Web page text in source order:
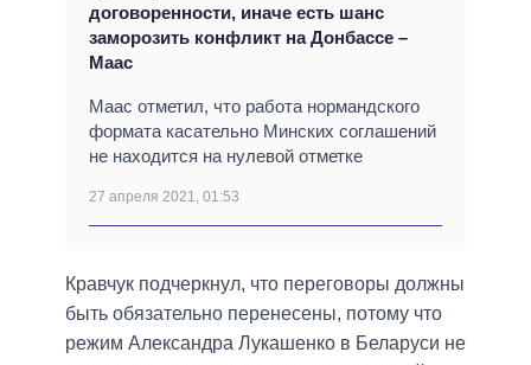
договоренности, иначе есть шанс
заморозить конфликт на Донбассе –
Маас
Маас отметил, что работа нормандского
формата касательно Минских соглашений
не находится на нулевой отметке
27 апреля 2021, 01:53
Кравчук подчеркнул, что переговоры должны
быть обязательно перенесены, потому что
режим Александра Лукашенко в Беларуси не